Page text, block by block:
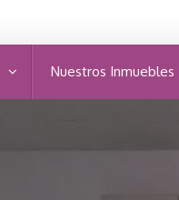
Nuestros Inmuebles